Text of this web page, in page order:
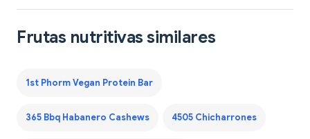
Frutas nutritivas similares
1st Phorm Vegan Protein Bar
365 Bbq Habanero Cashews 4505 Chicharrones